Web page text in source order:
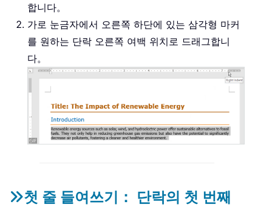
합니다。
가로 눈금자에서 오른쪽 하단에 있는 삼각형 마커
를 원하는 단락 오른쪽 여백 위치로 드래그합니
다。
첫 줄 들여쓰기： 단락의 첫 번째